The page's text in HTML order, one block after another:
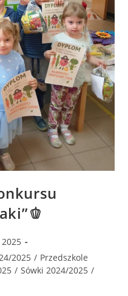
2025 / Przedszkole
/ Sówki 2024/2025 /